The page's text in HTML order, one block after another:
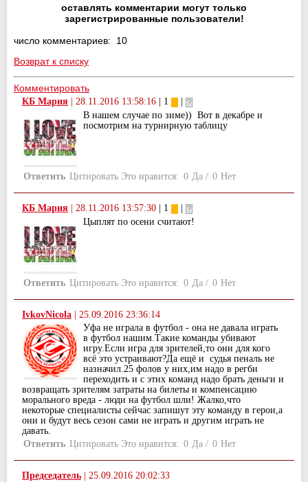
оставлять комментарии могут только
зарегистрированные пользователи!
число комментариев: 10
Возврат к списку
Комментировать
КБ Мария 28.11.2016 13:58:16 | 1
В нашем случае по зиме)) Вот в декабре и
посмотрим на турнирную таблицу
Ответить Цитировать Это нравится: 0 Да / 0 Нет
КБ Мария 28.11.2016 13:57:30 | 1
Цыплят по осени считают!
Ответить Цитировать Это нравится: 0 Да / 0 Нет
IvkovNicola
25.09.2016 23:36:14
Уфа не играла в футбол - она не давала играть
в футбол нашим.Такие команды убивают
игру.Если игра для зрителей,то они для кого
всё это устраивают?Да ещё и судья пеналь не
назначил.25 фолов у них,им надо в регби
переходить и с этих команд надо брать деньги и
возвращать зрителям затраты на билеты и компенсацию
морального вреда - люди на футбол шли! Жалко,что
некоторые специалисты сейчас запишут эту команду в герои,а
они и будут весь сезон сами не играть и другим играть не
давать.
Ответить Цитировать Это нравится: 0 Да / 0 Нет
Председатель | 25.09.2016 20:02:33